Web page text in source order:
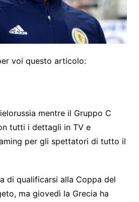
voi questo articolo:
mentre il Gruppo C
tutti i dettagli in TV e
per gli spettatori di tutto il
di qualificarsi alla Coppa del
ma giovedì la Grecia ha